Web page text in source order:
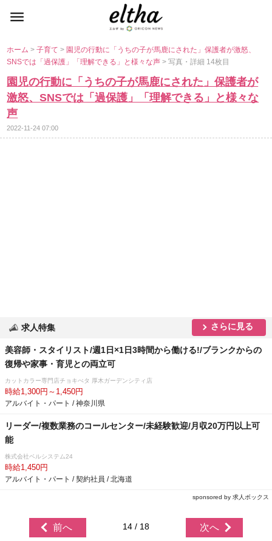
ホーム>子育て> 園児の行動に「うちの子が馬鹿にされた」保護者が激怒、
SNSでは「過保護」「理解できる」と様々な声> 写真・詳細 14枚目
園児の行動に「うちの子が馬鹿にされた」保護者が
激怒、SNSでは「過保護」「理解できる」と様々な
声
2022-11-24 07:00
求人特集 さらに見る
美容師・スタイリスト/週1日×1日3時間から働ける!/ブランクからの
復帰や家事・育児との両立可
カットカラー専門店チョキぺタ 厚木ガーデンシティ店
時給1,300円～1,450円
アルバイト・パート / 神奈川県
リーダー/複数業務のコールセンター/未経験歓迎/月収20万円以上可
能
株式会社ベルシステム24
時給1,450円
アルバイト・パート / 契約社員 / 北海道
sponsored by 求人ボックス
前へ 14 / 18 次へ